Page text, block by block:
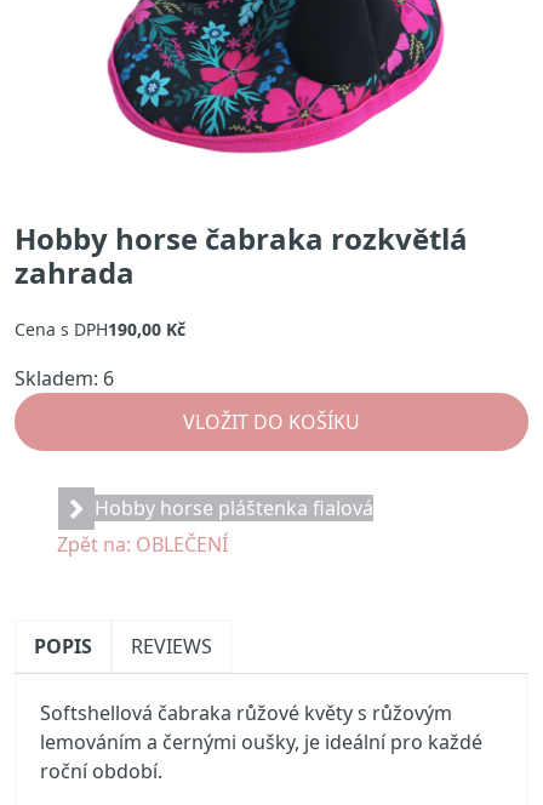
Hobby horse čabraka rozkvětlá
zahrada
Cena s DPH190,00 Kč
Skladem: 6
Množství:
VLOŽIT DO KOŠÍKU
Hobby horse pláštenka fialová
Zpět na: OBLEČENÍ
POPIS REVIEWS
Softshellová čabraka růžové květy s růžovým
lemováním a černými oušky, je ideální pro každé
roční období.